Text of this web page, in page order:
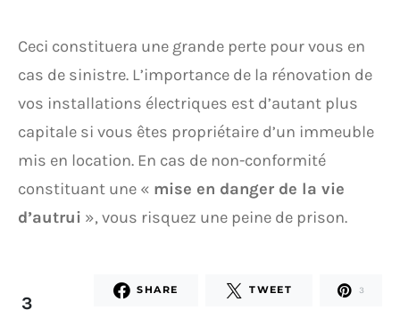
Ceci constituera une grande perte pour vous en
cas de sinistre. L’importance de la rénovation de
vos installations électriques est d’autant plus
capitale si vous êtes propriétaire d’un immeuble
mis en location. En cas de non-conformité
constituant une « mise en danger de la vie
d’autrui », vous risquez une peine de prison.
3
SHARE TWEET 3